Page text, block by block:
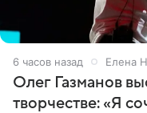
6 часов назад Елена
Олег Газманов
творчестве: «Я